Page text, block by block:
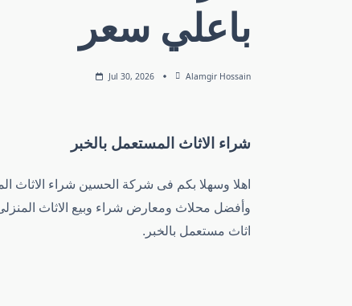
باعلي سعر
Jul 30, 2026 Alamgir Hossain
شراء الاثاث المستعمل بالخبر
اهلا وسهلا بكم فى شركة الحسين شراء الاثاث
وأفضل محلاث ومعارض شراء وبيع الاثاث
اثاث مستعمل بالخبر.